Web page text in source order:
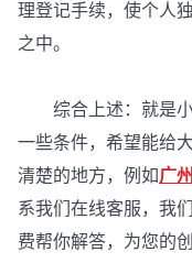
理登记手续，使个人
之中。
综合上述：就是小
一些条件，希望能给
清楚的地方，例如广
系我们在线客服，我
费帮你解答，为您的